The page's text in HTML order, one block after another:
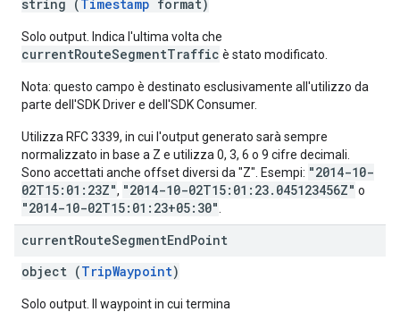
string (Timestamp format)
Solo output. Indica l'ultima volta che
currentRouteSegmentTraffic è stato modificato.
Nota: questo campo è destinato esclusivamente all'utilizzo da
parte dell'SDK Driver e dell'SDK Consumer.
Utilizza RFC 3339, in cui l'output generato sarà sempre
normalizzato in base a Z e utilizza 0, 3, 6 o 9 cifre decimali.
Sono accettati anche offset diversi da "Z". Esempi: "2014-10-
02T15:01:23Z", "2014-10-02T15:01:23.045123456Z" o
"2014-10-02T15:01:23+05:30"
currentRouteSegmentEndPoint
object (TripWaypoint)
Solo output. Il waypoint in cui termina